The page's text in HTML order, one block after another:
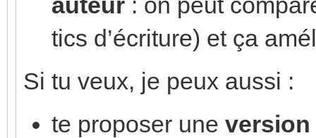
tics d’écriture) et ça
Si tu veux, je peux aussi :
te proposer une version